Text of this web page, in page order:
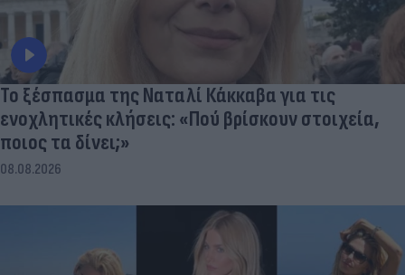
Το ξέσπασμα της Ναταλί Κάκκαβα για τις
ενοχλητικές κλήσεις: «Πού βρίσκουν στοιχεία,
ποιος τα δίνει;»
08.08.2026